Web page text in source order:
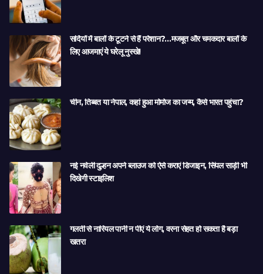
सर्दियों में बालों के टूटने से हैं परेशान?…मजबूत और चमकदार बालों के
लिए आजमाएं ये घरेलू नुस्खे!
चीन, तिब्बत या नेपाल, कहां हुआ मोमोज का जन्म, कैसे भारत पहुंचा?
नई नवेली दुल्हन अपने ब्लाउज को ऐसे कराएं डिजाइन, सिंपल साड़ी भी
दिखेगी स्टाइलिश
गलती से नारियल पानी न पीएं ये लोग, वरना सेहत हो सकता है बड़ा
खतरा